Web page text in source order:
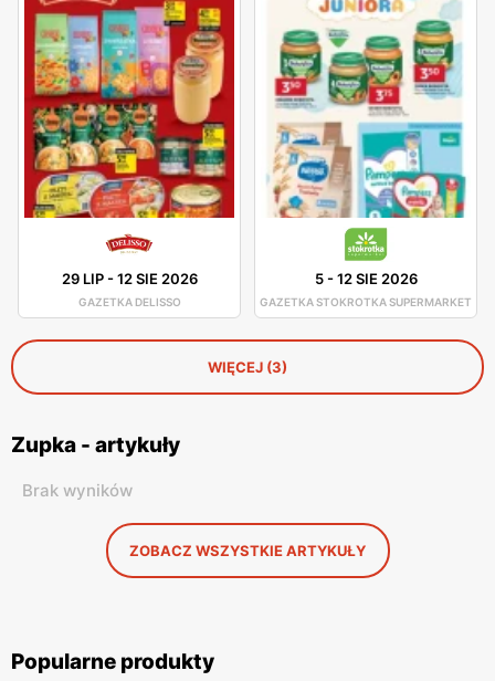
29 LIP-12 SIE 2026
GAZETKA DELISSO
5-12 SIE 2026
GAZETKA STOKROTKA SUPERMARKET
WIĘCEJ (3)
Zupka - artykuły
Brak wyników
ZOBACZ WSZYSTKIE ARTYKUŁY
Popularne produkty